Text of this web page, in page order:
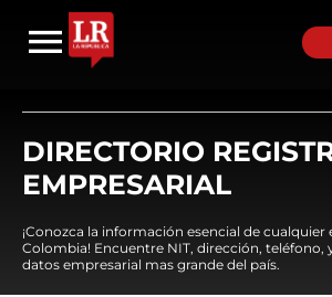
DIRECTORIO
EMPRESARIAL
¡Conozca la información esencial de cualquier
Colombia! Encuentre NIT, dirección, teléfono,
datos empresarial mas grande del país.